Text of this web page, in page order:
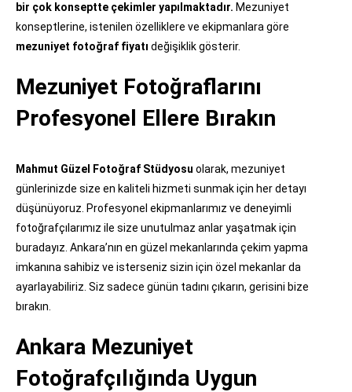
bir çok konseptte çekimler yapılmaktadır. Mezuniyet
konseptlerine, istenilen özelliklere ve ekipmanlara göre
mezuniyet fotoğraf fiyatı değişiklik gösterir.
Mezuniyet Fotoğraflarını
Profesyonel Ellere Bırakın
Mahmut Güzel Fotoğraf Stüdyosu olarak, mezuniyet
günlerinizde size en kaliteli hizmeti sunmak için her detayı
düşünüyoruz. Profesyonel ekipmanlarımız ve deneyimli
fotoğrafçılarımız ile size unutulmaz anlar yaşatmak için
buradayız. Ankara’nın en güzel mekanlarında çekim yapma
imkanına sahibiz ve isterseniz sizin için özel mekanlar da
ayarlayabiliriz. Siz sadece günün tadını çıkarın, gerisini bize
bırakın.
Ankara Mezuniyet
Fotoğrafçılığında Uygun